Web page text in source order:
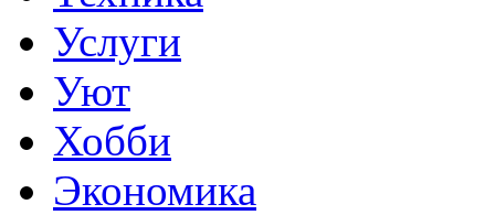
Услуги
Уют
Хобби
Экономика